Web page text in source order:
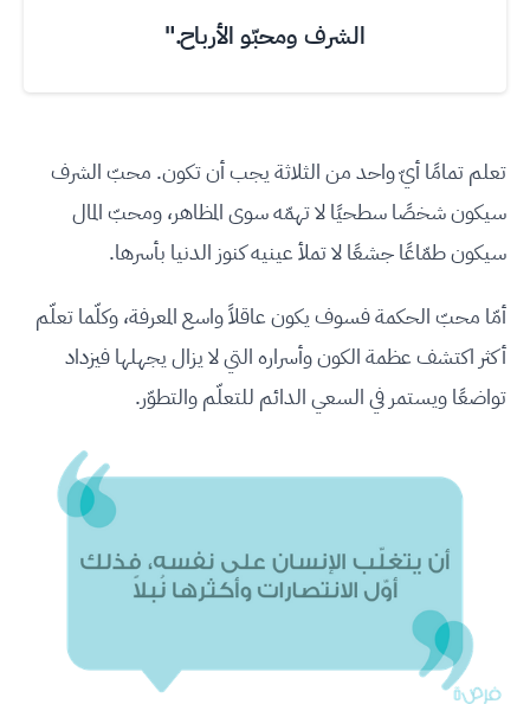
الشرف ومحبّو الأرباح."
تعلم تمامًا أيّ واحد من الثلاثة يجب أن تكون. محبّ الشرف
سيكون شخصًا سطحيًا لا تهمّه سوى المظاهر، ومحبّ المال
سيكون طمّاعًا جشعًا لا تملأ عينيه كنوز الدنيا بأسرها.
أمّا محبّ الحكمة فسوف يكون عاقلاً واسع المعرفة، وكلّما تعلّم
أكثر اكتشف عظمة الكون وأسراره التي لا يزال يجهلها فيزداد
تواضعًا ويستمر في السعي الدائم للتعلّم والتطوّر.